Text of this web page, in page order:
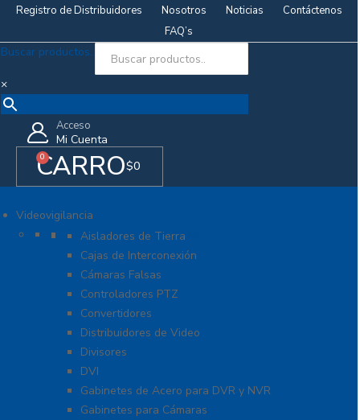
Registro de Distribuidores Nosotros Noticias
Contáctenos
FAQ’s
Buscar productos..
×
Acceso
Mi Cuenta
$0
0
CARRO
Videovigilancia
Accesorios generales
Aisladores de Tierra
Cajas de Interconexión
Cámaras Falsas
Controladores PTZ
Convertidores
Distribuidores de Video
Divisores
DVI
Gabinetes de Acero para DVR y NVR
Gabinetes para Cámaras